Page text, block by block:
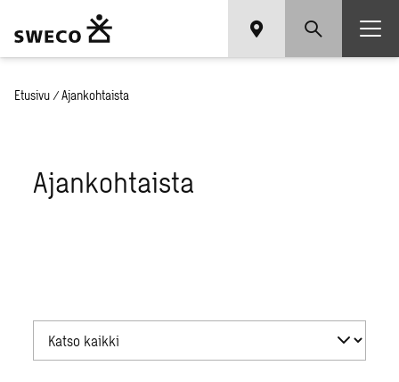
Etusivu / Ajankohtaista
Ajankohtaista